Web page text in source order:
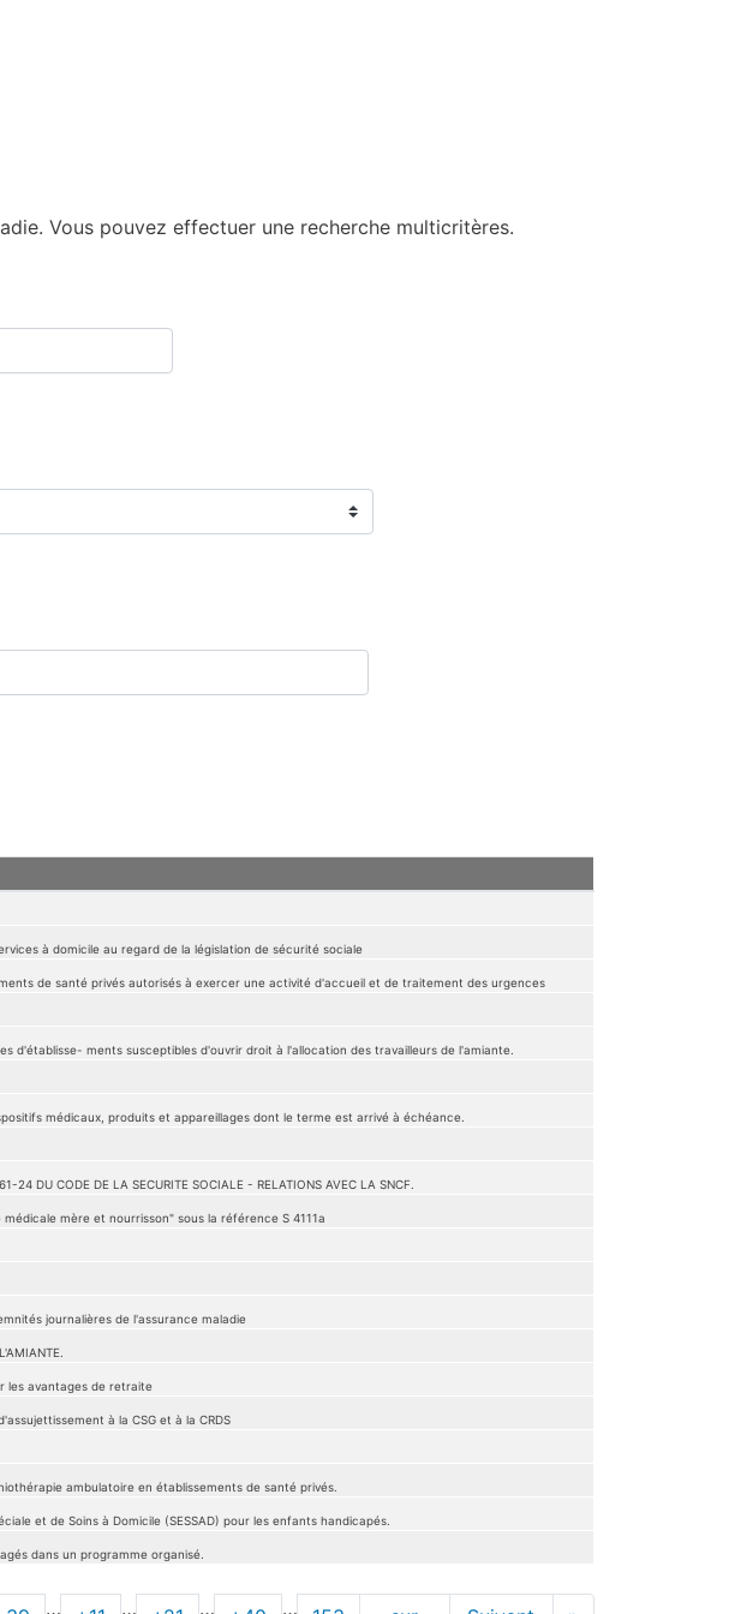
Vous pouvez effectuer une recherche multicritères.
à domicile au regard de la législation de sécurité sociale
de santé privés autorisés à exercer une activité d'accueil et de traitement des urgences
d'établisse- ments susceptibles d'ouvrir droit à l'allocation des travailleurs de l'amiante.
médicaux, produits et appareillages dont le terme est arrivé à échéance.
24 DU CODE DE LA SECURITE SOCIALE - RELATIONS AVEC LA SNCF.
mère et nourrisson" sous la référence S 4111a
journalières de l'assurance maladie
les avantages de retraite
à la CSG et à la CRDS
ambulatoire en établissements de santé privés.
et de Soins à Domicile (SESSAD) pour les enfants handicapés.
dans un programme organisé.
… … … …